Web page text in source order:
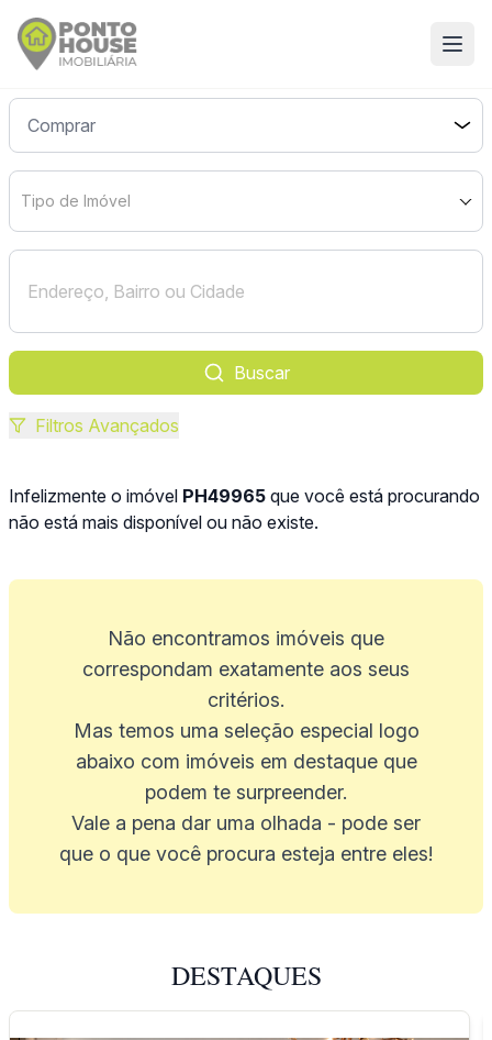
Tipo de Imóvel
Buscar
Filtros Avançados
Infelizmente o imóvel PH49965 que você está procurando
não está mais disponível ou não existe.
Não encontramos imóveis que
correspondam exatamente aos seus
critérios.
Mas temos uma seleção especial logo
abaixo com imóveis em destaque que
podem te surpreender.
Vale a pena dar uma olhada - pode ser
que o que você procura esteja entre eles!
DESTAQUES